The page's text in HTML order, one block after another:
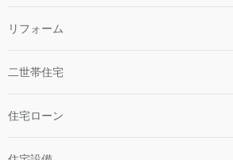
リフォーム
二世帯住宅
住宅ローン